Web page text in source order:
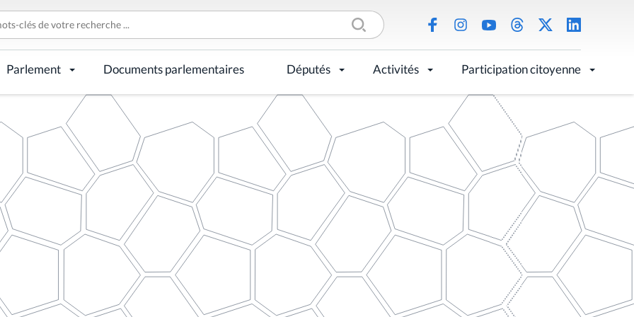
Parlement Documents parlementaires Députés Activités Participation citoyenne